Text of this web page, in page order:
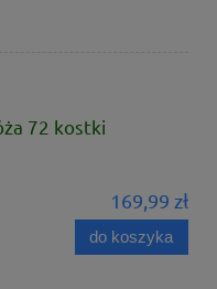
72 kostki
169,99 zł
do koszyka